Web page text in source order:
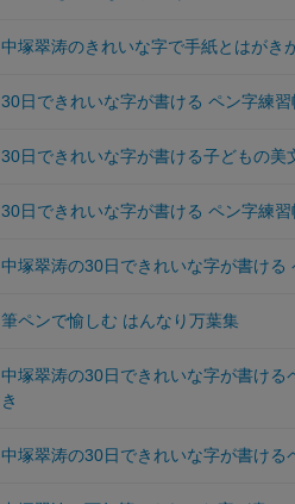
中塚翠涛のきれいな字で手紙とはがき
30日できれいな字が書ける ペン字練
30日できれいな字が書ける子どもの美
30日できれいな字が書ける ペン字練習
中塚翠涛の30日できれいな字が書ける
筆ペンで愉しむ はんなり万葉集
中塚翠涛の30日できれいな字が書け
き
中塚翠涛の30日できれいな字が書ける